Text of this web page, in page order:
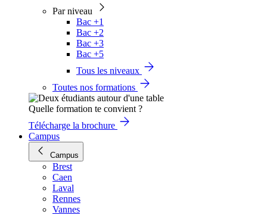
Par niveau
Bac +1
Bac +2
Bac +3
Bac +5
Tous les niveaux
Toutes nos formations
Quelle formation te convient ?
Télécharge la brochure
Campus
Campus
Brest
Caen
Laval
Rennes
Vannes